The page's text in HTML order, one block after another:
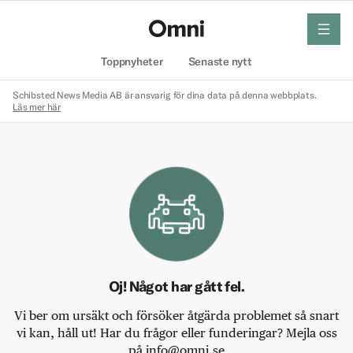
Toppnyheter Senaste nytt
meny
Schibsted News Media AB är ansvarig för dina data på denna webbplats.
Läs mer här
Oj! Något har gått fel.
Vi ber om ursäkt och försöker åtgärda problemet så snart
vi kan, håll ut! Har du frågor eller funderingar? Mejla oss